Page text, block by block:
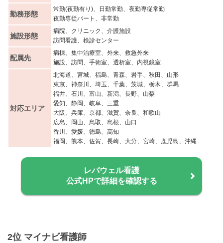
勤務形態
常勤(夜勤有り)、日勤常勤、夜勤専従常勤
夜勤専従パート、非常勤
施設形態
病院、クリニック、介護施設
訪問看護、検診センター
配属先
病棟、集中治療室、外来、救急外来
施設、訪問、手術室、透析室、内視鏡室
対応エリア
北海道、宮城、福島、青森、岩手、秋田、山形
東京、神奈川、埼玉、千葉、茨城、栃木、群馬
福井、石川、富山、新潟、長野、山梨
愛知、静岡、岐阜、三重
大阪、兵庫、京都、滋賀、奈良、和歌山
広島、岡山、鳥取、島根、山口
香川、愛媛、徳島、高知
福岡、熊本、佐賀、長崎、大分、宮崎、鹿児島、沖縄
レバウェル看護
公式HPで詳細を確認する
2位 マイナビ看護師